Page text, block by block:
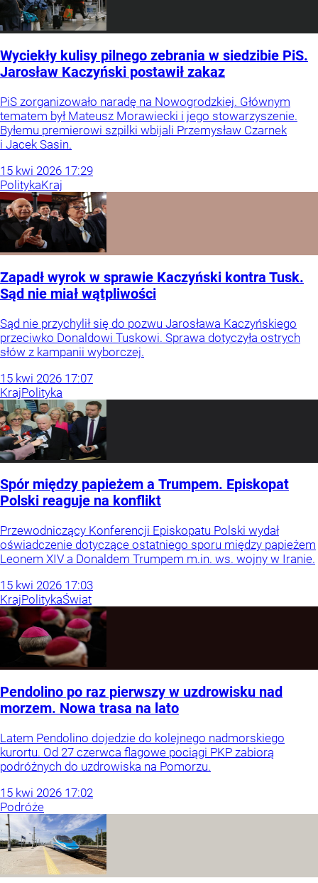
Wyciekły kulisy pilnego zebrania w siedzibie PiS.
Jarosław Kaczyński postawił zakaz
PiS zorganizowało naradę na Nowogrodzkiej. Głównym
tematem był Mateusz Morawiecki i jego stowarzyszenie.
Byłemu premierowi szpilki wbijali Przemysław Czarnek
i Jacek Sasin.
15 kwi 2026 17:29
PolitykaKraj
Zapadł wyrok w sprawie Kaczyński kontra Tusk.
Sąd nie miał wątpliwości
Sąd nie przychylił się do pozwu Jarosława Kaczyńskiego
przeciwko Donaldowi Tuskowi. Sprawa dotyczyła ostrych
słów z kampanii wyborczej.
15 kwi 2026 17:07
KrajPolityka
Spór między papieżem a Trumpem. Episkopat
Polski reaguje na konflikt
Przewodniczący Konferencji Episkopatu Polski wydał
oświadczenie dotyczące ostatniego sporu między papieżem
Leonem XIV a Donaldem Trumpem m.in. ws. wojny w Iranie.
15 kwi 2026 17:03
KrajPolitykaŚwiat
Pendolino po raz pierwszy w uzdrowisku nad
morzem. Nowa trasa na lato
Latem Pendolino dojedzie do kolejnego nadmorskiego
kurortu. Od 27 czerwca flagowe pociągi PKP zabiorą
podróżnych do uzdrowiska na Pomorzu.
15 kwi 2026 17:02
Podróże